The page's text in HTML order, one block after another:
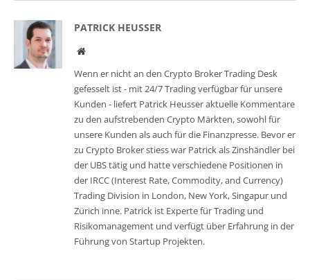
PATRICK HEUSSER
Website
Wenn er nicht an den Crypto Broker Trading Desk
gefesselt ist - mit 24/7 Trading verfügbar für unsere
Kunden - liefert Patrick Heusser aktuelle Kommentare
zu den aufstrebenden Crypto Märkten, sowohl für
unsere Kunden als auch für die Finanzpresse. Bevor er
zu Crypto Broker stiess war Patrick als Zinshändler bei
der UBS tätig und hatte verschiedene Positionen in
der IRCC (Interest Rate, Commodity, and Currency)
Trading Division in London, New York, Singapur und
Zürich inne. Patrick ist Experte für Trading und
Risikomanagement und verfügt über Erfahrung in der
Führung von Startup Projekten.